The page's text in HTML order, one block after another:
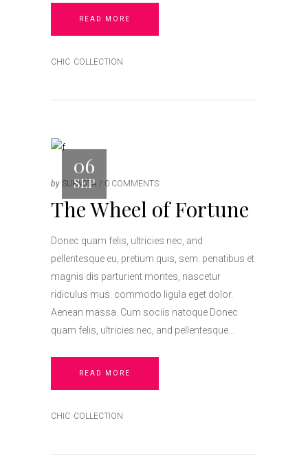
READ MORE
CHIC COLLECTION
06
SEP
by SUPASTA 0 COMMENTS
The Wheel of Fortune
Donec quam felis, ultricies nec, and
pellentesque eu, pretium quis, sem. penatibus et
magnis dis parturient montes, nascetur
ridiculus mus. commodo ligula eget dolor.
Aenean massa. Cum sociis natoque Donec
quam felis, ultricies nec, and pellentesque
READ MORE
CHIC COLLECTION